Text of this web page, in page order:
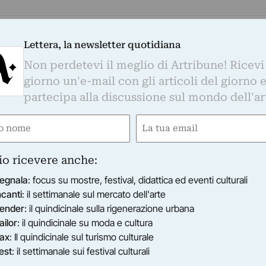
è lieto di presentare “Riviera”, una mostra
Maria Ares Chillon / Ares Contemporary.
è lieto di presentare "Riviera", una mostra
Ares Chillon / Ares Contemporary.
Richiedono una ripresa, quel ritornare a
vissuto. Alla propria storia. Alla propria
riviera. Ai giorni spensierati e felici. Ai respiri
e di giochi. Noi siamo il ricordo che
in presenza, nel riattualizzare un
La ricchezza è nell’immaginazione
nel risveglio dell’uomo segreto che è in noi.
Fanuli propone un vedere in
L’intenzione è di toccare, con la sensibilità che
Lettera, la newsletter quotidiana
Non perdetevi il meglio di Artribune! Ricevi
giorno un'e-mail con gli articoli del giorno e
partecipa alla discussione sul mondo
Email
ricevere anche:
: focus su mostre, festival, didattica ed eventi culturali
: il settimanale sul mercato dell'arte
: il quindicinale sulla rigenerazione urbana
: il quindicinale su moda e cultura
: Il quindicinale sul turismo culturale
: il settimanale sui festival culturali